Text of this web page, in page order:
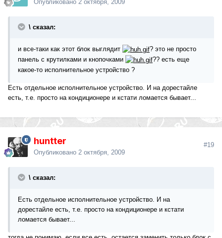
Опубликовано 2 октября, 2009
\ сказал:
и все-таки как этот блок выглядит
? это не просто
панель с крутилками и кнопочками
?? есть еще
какое-то исполнительное устройство ?
Есть отдельное исполнительное устройство. И на дорестайле
есть, т.е. просто на кондиционере и кстати ломается бывает...
huntter
Опубликовано 2 октября, 2009
#19
\ сказал:
Есть отдельное исполнительное устройство. И на
дорестайле есть, т.е. просто на кондиционере и кстати
ломается бывает...